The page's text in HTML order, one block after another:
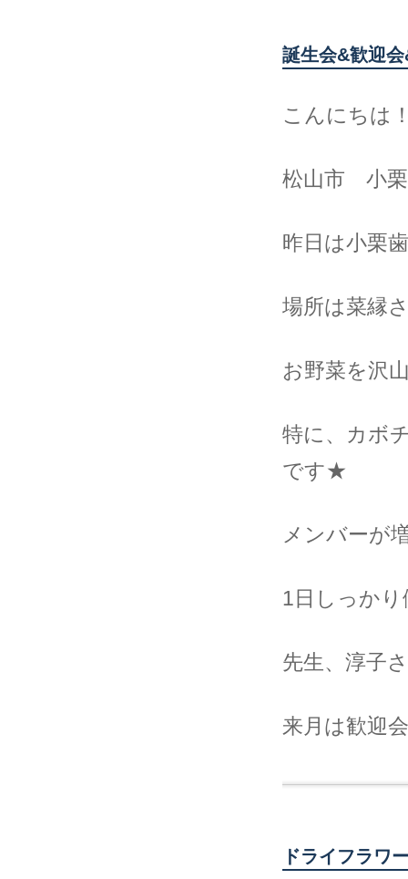
誕生会&歓迎
こんにちは
松山市 小
昨日は小栗
場所は菜縁
お野菜を沢
特に、カボ
です★
メンバーが
1日しっか
先生、淳子
来月は歓迎
ドライフラワ